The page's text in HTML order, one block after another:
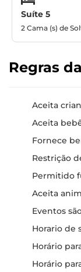
Suíte 5
2 Cama (s) de
Regras
Aceita
Aceita
Fornece
Restrição
Permitido
Aceita
Eventos
Horario de
Horário
Horário